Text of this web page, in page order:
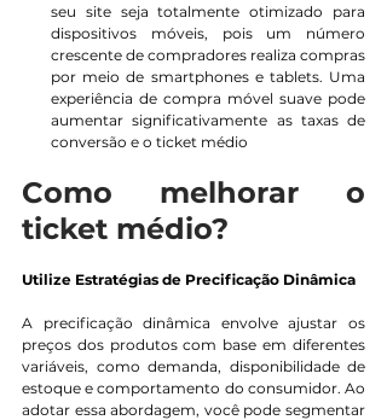
seu site seja totalmente otimizado para
dispositivos móveis, pois um número
crescente de compradores realiza compras
por meio de smartphones e tablets. Uma
experiência de compra móvel suave pode
aumentar significativamente as taxas de
conversão e o ticket médio
Como melhorar o
ticket médio?
Utilize Estratégias de Precificação Dinâmica
A precificação dinâmica envolve ajustar os
preços dos produtos com base em diferentes
variáveis, como demanda, disponibilidade de
estoque e comportamento do consumidor. Ao
adotar essa abordagem, você pode segmentar